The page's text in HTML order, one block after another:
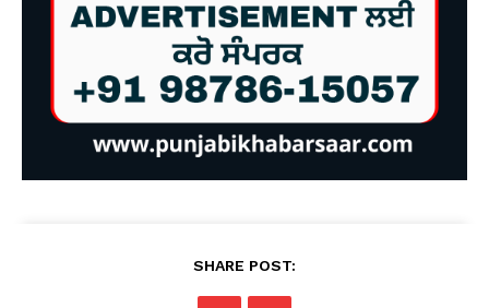
SHARE POST: